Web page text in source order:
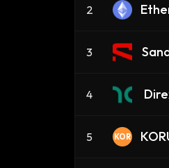
2
3
4
3X
5 KOR